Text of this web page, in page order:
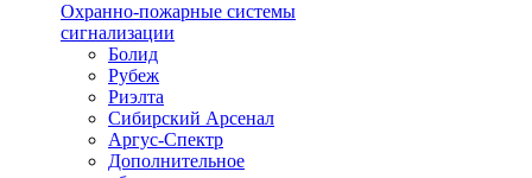
Охранно-пожарные системы
сигнализации
Болид
Рубеж
Риэлта
Сибирский Арсенал
Аргус-Спектр
Дополнительное